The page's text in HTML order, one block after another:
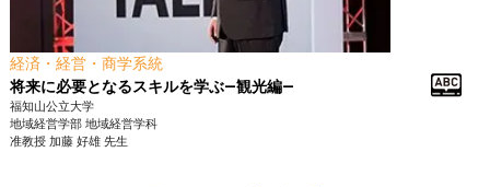
経済・経営・商学系統
将来に必要となるスキルを学ぶ―観光編―
福知山公立大学
地域経営学部 地域経営学科
准教授 加藤 好雄先生